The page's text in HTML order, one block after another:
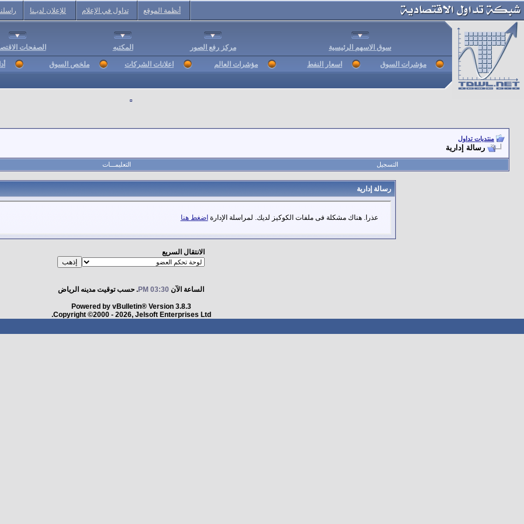
أنظمة الموقع تداول في الإعلام للإعلان لديـنا
سوق الاسهم الرئيسية مركز رفع الصور المكتبه الصفحات
مؤشرات السوق اسعار النفط مؤشرات العالم اعلانات الشركات ملخص السوق
منتديات تداول
رسالة إدارية
التسجيل التعليمـــات
رسالة إدارية
عذرا. هناك مشكلة فى ملفات الكوكيز لديك. لمراسلة الإدارة اضغط هنا
الانتقال السريع
الساعة الآن 03:30 PM . حسب توقيت مدينه الرياض
Powered by vBulletin® Version 3.8.3
Copyright ©2000 - 2026, Jelsoft Enterprises Ltd.